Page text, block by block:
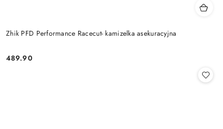
Zhik PFD Performance Racecut- kamizelka asekuracyjna
Cena:
489.90